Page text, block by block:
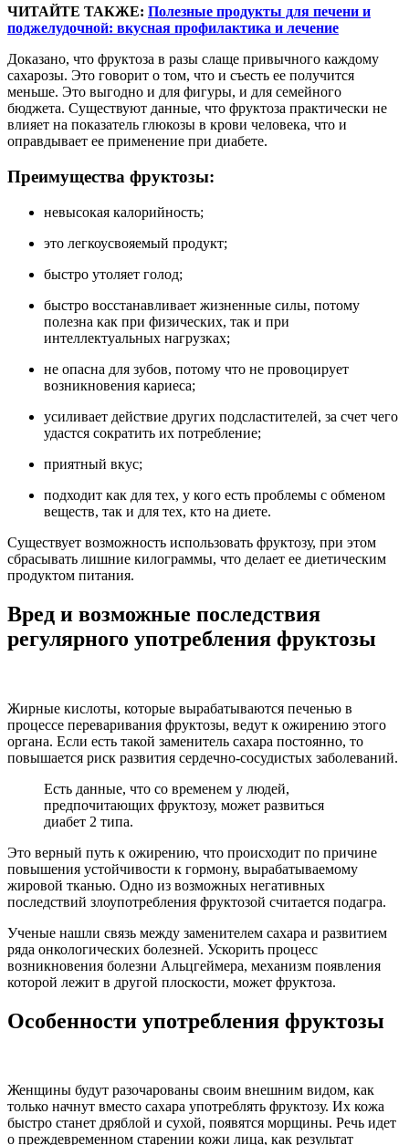
ЧИТАЙТЕ ТАКЖЕ: Полезные продукты для печени и
поджелудочной: вкусная профилактика и лечение
Доказано, что фруктоза в разы слаще привычного каждому
сахарозы. Это говорит о том, что и съесть ее получится
меньше. Это выгодно и для фигуры, и для семейного
бюджета. Существуют данные, что фруктоза практически не
влияет на показатель глюкозы в крови человека, что и
оправдывает ее применение при диабете.
Преимущества фруктозы:
невысокая калорийность;
это легкоусвояемый продукт;
быстро утоляет голод;
быстро восстанавливает жизненные силы, потому
полезна как при физических, так и при
интеллектуальных нагрузках;
не опасна для зубов, потому что не провоцирует
возникновения кариеса;
усиливает действие других подсластителей, за счет чего
удастся сократить их потребление;
приятный вкус;
подходит как для тех, у кого есть проблемы с обменом
веществ, так и для тех, кто на диете.
Существует возможность использовать фруктозу, при этом
сбрасывать лишние килограммы, что делает ее диетическим
продуктом питания.
Вред и возможные последствия
регулярного употребления фруктозы
Жирные кислоты, которые вырабатываются печенью в
процессе переваривания фруктозы, ведут к ожирению этого
органа. Если есть такой заменитель сахара постоянно, то
повышается риск развития сердечно-сосудистых заболеваний.
Есть данные, что со временем у людей,
предпочитающих фруктозу, может развиться
диабет 2 типа.
Это верный путь к ожирению, что происходит по причине
повышения устойчивости к гормону, вырабатываемому
жировой тканью. Одно из возможных негативных
последствий злоупотребления фруктозой считается подагра.
Ученые нашли связь между заменителем сахара и развитием
ряда онкологических болезней. Ускорить процесс
возникновения болезни Альцгеймера, механизм появления
которой лежит в другой плоскости, может фруктоза.
Особенности употребления фруктозы
Женщины будут разочарованы своим внешним видом, как
только начнут вместо сахара употреблять фруктозу. Их кожа
быстро станет дряблой и сухой, появятся морщины. Речь идет
о преждевременном старении кожи лица, как результат